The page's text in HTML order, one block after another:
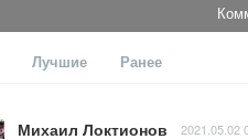
Лучшие Ранее
Михаил Локтионов 2021.05.02